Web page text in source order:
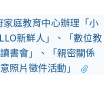
家庭教育中心辦理「小
新鮮人」、「數位教
書會」、「親密關係
照片徵件活動」